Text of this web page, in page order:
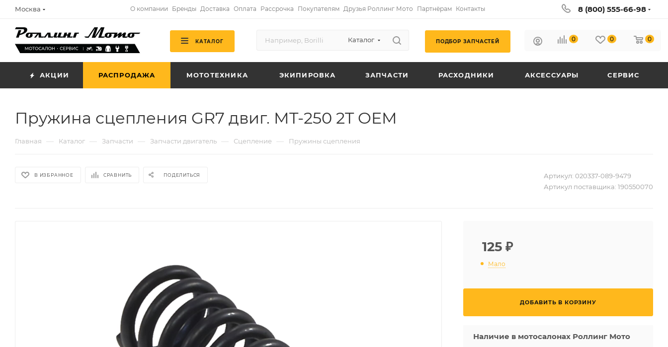
Москва О компании Бренды Доставка Оплата Рассрочка Покупателям Друзья Роллинг Мото Партнёрам Контакты 8 (800) 555-66-98
КАТАЛОГ Каталог ПОДБОР ЗАПЧАСТЕЙ 0 0 0
АКЦИИ РАСПРОДАЖА МОТОТЕХНИКА ЭКИПИРОВКА ЗАПЧАСТИ РАСХОДНИКИ АКСЕССУАРЫ СЕРВИС
Пружина сцепления GR7 двиг. MT-250 2T OEM
Главная — Каталог — Запчасти — Запчасти двигатель — Сцепление — Пружины сцепления
В ИЗБРАННОЕ СРАВНИТЬ ПОДЕЛИТЬСЯ Артикул: 020337-089-9479
Артикул поставщика: 190550070
125 ₽
Мало
ДОБАВИТЬ В КОРЗИНУ
Наличие в мотосалонах Роллинг Мото